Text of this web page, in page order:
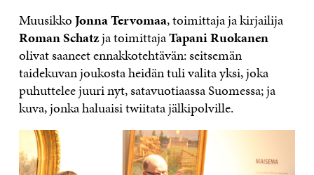
MuusikkoJonna Tervomaa, toimittaja ja kirjailija
Roman Schatzja toimittajaTapani Ruokanen
olivat saaneet ennakkotehtävän: seitsemän
taidekuvan joukosta heidän tuli valita yksi, joka
puhuttelee juuri nyt, satavuotiaassa Suomessa; ja
kuva, jonka haluaisi twiitata jälkipolville.